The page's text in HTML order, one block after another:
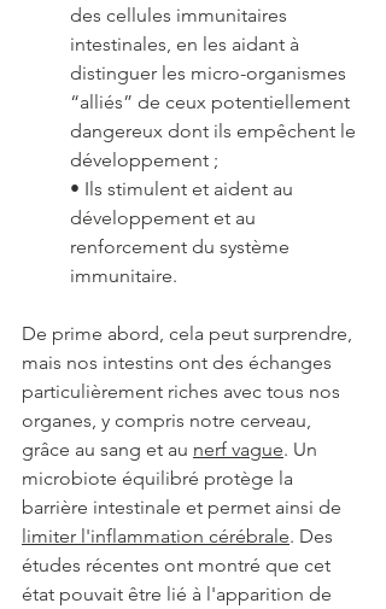
des cellules immunitaires
intestinales, en les aidant à
distinguer les micro-organismes
“alliés” de ceux potentiellement
dangereux dont ils empêchent le
développement ;
• Ils stimulent et aident au
développement et au
renforcement du système
immunitaire.
De prime abord, cela peut surprendre,
mais nos intestins ont des échanges
particulièrement riches avec tous nos
organes, y compris notre cerveau,
grâce au sang et au nerf vague. Un
microbiote équilibré protège la
barrière intestinale et permet ainsi de
limiter l'inflammation cérébrale. Des
études récentes ont montré que cet
état pouvait être lié à l'apparition de